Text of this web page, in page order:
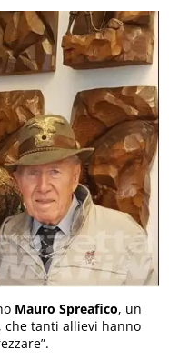
Mauro Spreafico, un
tanti allievi hanno